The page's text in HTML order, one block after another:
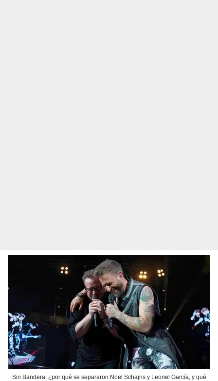
Sin Bandera: ¿por qué se separaron Noel Schajris y Leonel García, y qué